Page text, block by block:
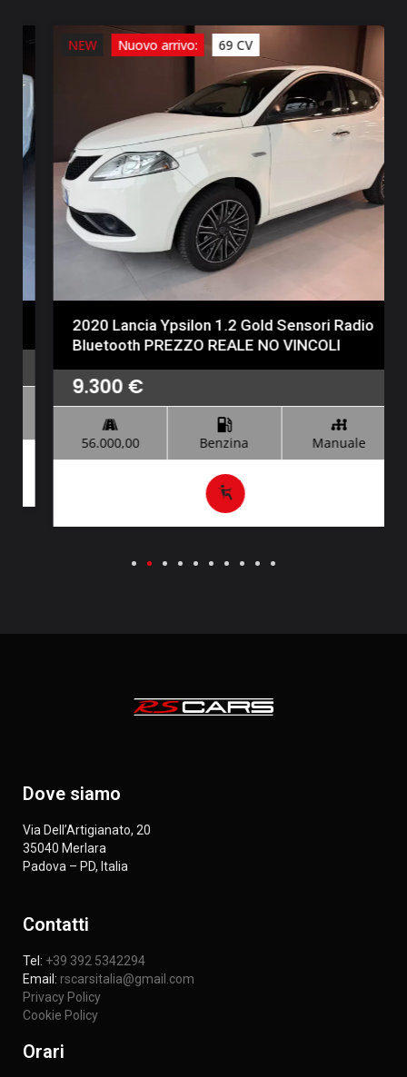
NEW Nuovo arrivo: 69 CV
2020 Lancia Ypsilon 1.2 Gold Sensori Radio
Bluetooth PREZZO REALE NO VINCOLI
9.300€
56.000,00 Benzina Manuale
Dove siamo
Via Dell’Artigianato, 20
35040 Merlara
Padova – PD, Italia
Contatti
Tel: +39 392 5342294
Email: rscarsitalia@gmail.com
Privacy Policy
Cookie Policy
Orari